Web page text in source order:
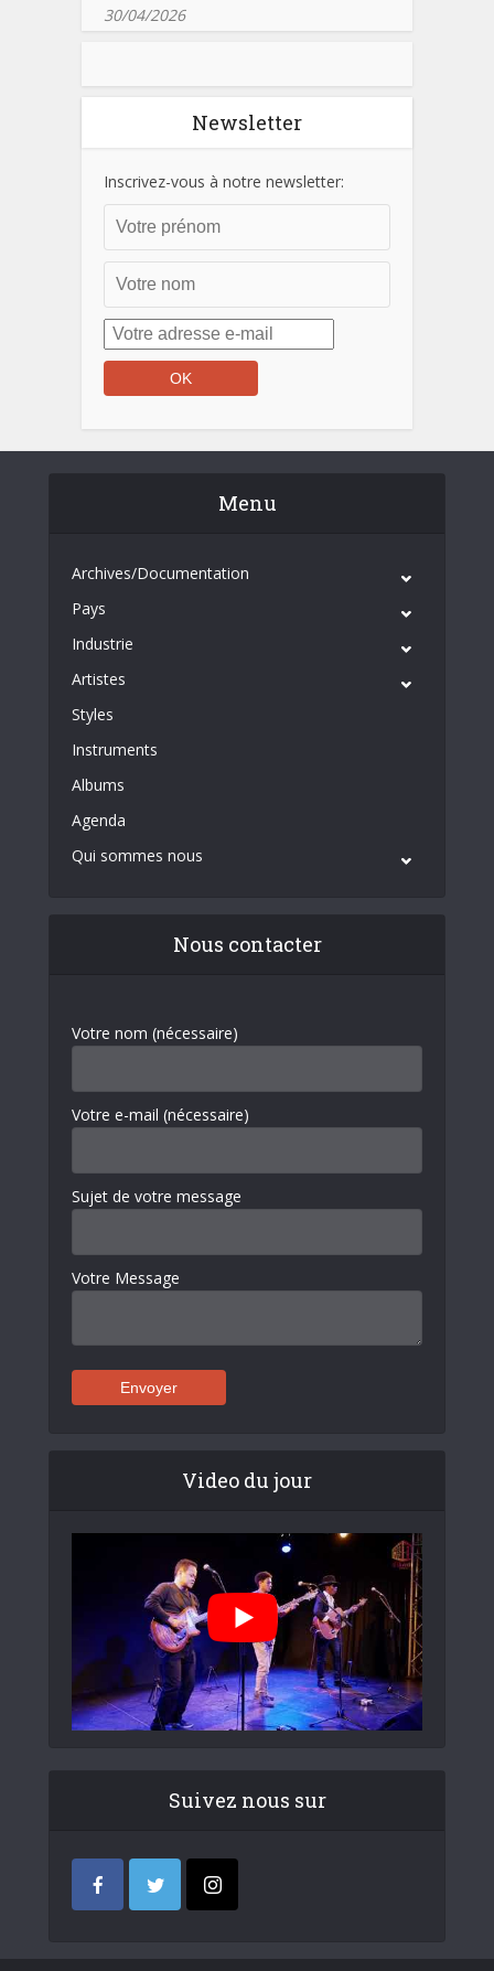
30/04/2026
Newsletter
Inscrivez-vous à notre newsletter:
Menu
Archives/Documentation
Pays
Industrie
Artistes
Styles
Instruments
Albums
Agenda
Qui sommes nous
Nous contacter
Votre nom (nécessaire)
Votre e-mail (nécessaire)
Sujet de votre message
Votre Message
Video du jour
Suivez nous sur